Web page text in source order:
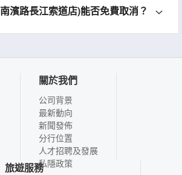
濱路長江索道店)能否免費取消？
關於我們
公司背景
最新動向
新聞發佈
分行位置
人才招聘及發展
私隱政策
旅遊服務